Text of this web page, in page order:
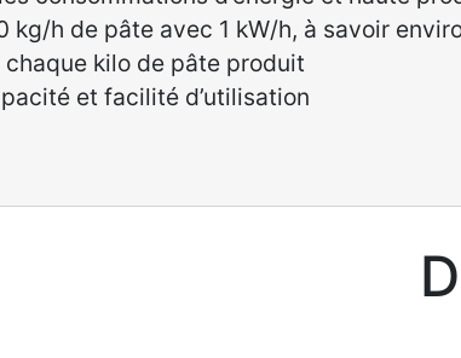
kg/h de pâte avec 1 kW/h, à savoir
chaque kilo de pâte produit
et facilité d’utilisation